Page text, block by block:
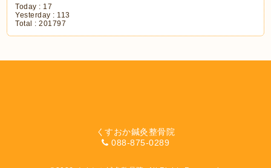
Today : 17
Yesterday : 113
Total :201797
くすおか鍼灸整骨院
088-875-0289